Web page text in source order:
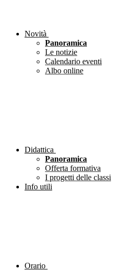
Novità
Panoramica
Le notizie
Calendario eventi
Albo online
Didattica
Panoramica
Offerta formativa
I progetti delle classi
Info utili
Orario